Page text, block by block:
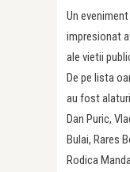
Un
impresionat
ale vietii
De pe lista
au fost
Dan Puric,
Bulai, Rares
Rodica